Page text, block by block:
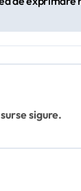
sigure.